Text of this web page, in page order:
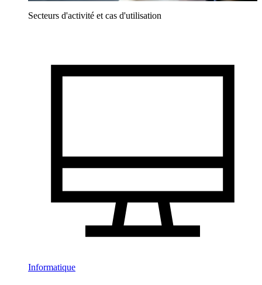
Secteurs d'activité et cas d'utilisation
Informatique